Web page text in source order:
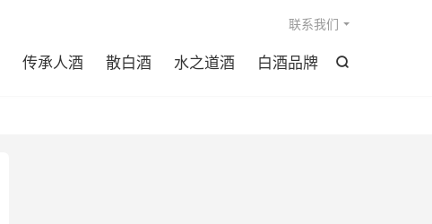

传承人酒 散白酒 水之道酒 白酒品牌
联系我们